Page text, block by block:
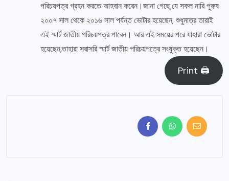
পরিচয়পত্র গ্রহন করতে আহবান করেন।জানা গেছে,যে সকল নারি পুরুষ
২০০৭ সাল থেকে ২০১৬ সাল পর্যন্ত ভোটার হয়েছেন, শুধুমাত্র তারাই
এই স্মার্ট জাতীয় পরিচয়পত্র পাবেন। আর এই সময়ের পরে যাহারা ভোটার
হয়েছেন,তাহারা সরাসরি স্মার্ট জাতীয় পরিচয়পত্রে সংযুক্ত হয়েছেন।
Print 🖨